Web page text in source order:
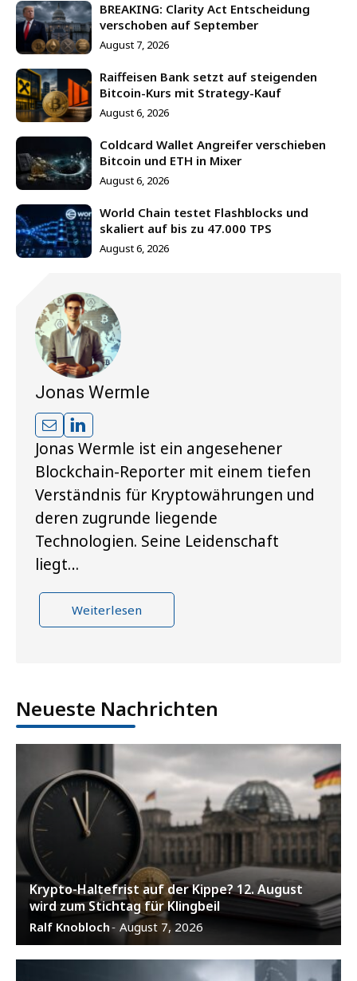
BREAKING: Clarity Act Entscheidung
verschoben auf September
August 7, 2026
Raiffeisen Bank setzt auf steigenden
Bitcoin-Kurs mit Strategy-Kauf
August 6, 2026
Coldcard Wallet Angreifer verschieben
Bitcoin und ETH in Mixer
August 6, 2026
World Chain testet Flashblocks und
skaliert auf bis zu 47.000 TPS
August 6, 2026
Jonas Wermle
Jonas Wermle ist ein angesehener
Blockchain-Reporter mit einem tiefen
Verständnis für Kryptowährungen und
deren zugrunde liegende
Technologien. Seine Leidenschaft
liegt…
Weiterlesen
Neueste Nachrichten
Krypto-Haltefrist auf der Kippe? 12. August
wird zum Stichtag für Klingbeil
Ralf Knobloch- August 7, 2026